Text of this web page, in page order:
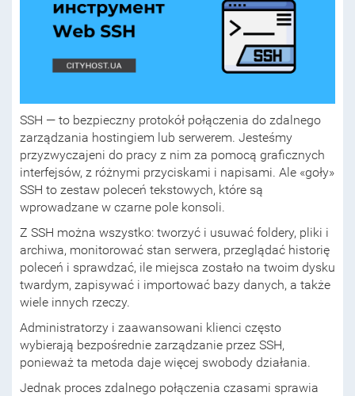
SSH — to bezpieczny protokół połączenia do zdalnego
zarządzania hostingiem lub serwerem. Jesteśmy
przyzwyczajeni do pracy z nim za pomocą graficznych
interfejsów, z różnymi przyciskami i napisami. Ale «goły»
SSH to zestaw poleceń tekstowych, które są
wprowadzane w czarne pole konsoli.
Z SSH można wszystko: tworzyć i usuwać foldery, pliki i
archiwa, monitorować stan serwera, przeglądać historię
poleceń i sprawdzać, ile miejsca zostało na twoim dysku
twardym, zapisywać i importować bazy danych, a także
wiele innych rzeczy.
Administratorzy i zaawansowani klienci często
wybierają bezpośrednie zarządzanie przez SSH,
ponieważ ta metoda daje więcej swobody działania.
Jednak proces zdalnego połączenia czasami sprawia